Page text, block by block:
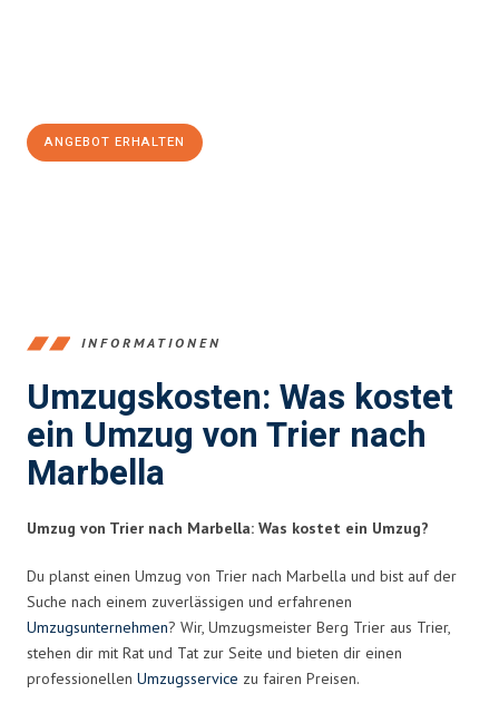
ANGEBOT ERHALTEN
INFORMATIONEN
Umzugskosten: Was kostet
ein Umzug von Trier nach
Marbella
Umzug von Trier nach Marbella: Was kostet ein Umzug?
Du planst einen Umzug von Trier nach Marbella und bist auf der
Suche nach einem zuverlässigen und erfahrenen
Umzugsunternehmen? Wir, Umzugsmeister Berg Trier aus Trier,
stehen dir mit Rat und Tat zur Seite und bieten dir einen
professionellen Umzugsservice zu fairen Preisen.